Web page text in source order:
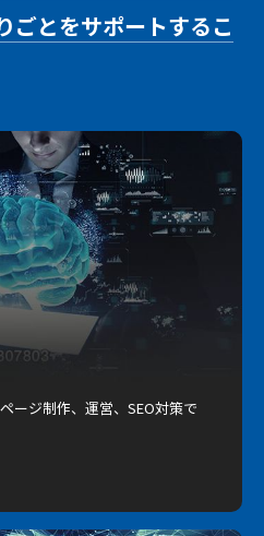
ごとをサポートするこ
ージ制作、運営、SEO対策で